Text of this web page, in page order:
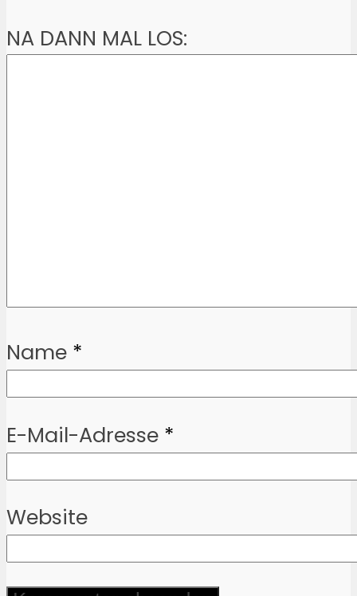
NA DANN MAL LOS:
Name *
E-Mail-Adresse *
Website